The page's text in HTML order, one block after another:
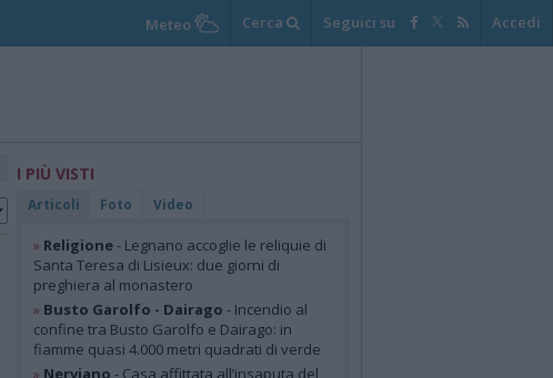
Meteo Cerca Seguici su Accedi
I PIÙ VISTI
Articoli Foto Video
» Religione- Legnano accoglie le reliquie di
Santa Teresa di Lisieux: due giorni di
preghiera al monastero
» Busto Garolfo - Dairago - Incendio al
confine tra Busto Garolfo e Dairago: in
fiamme quasi 4.000 metri quadrati di verde
» Nerviano - Casa affittata all’insaputa del